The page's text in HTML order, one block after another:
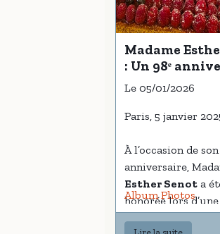
Madame
: Un 98ᵉ
placé sous le
la surprise, de
l’émotion et de
Le 05/01/2026
Paris, 5 janvier
À l’occasion de son
anniversaire,
Esther Senot a
honorée lors
Album Photos